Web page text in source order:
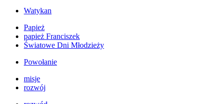
Watykan
Papież
papież Franciszek
Światowe Dni Młodzieży
Powołanie
misje
rozwój